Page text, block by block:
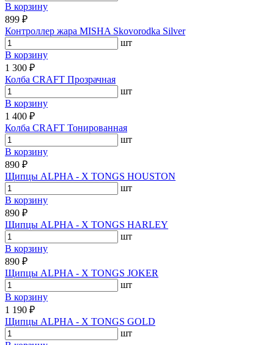
В корзину
899 ₽
Контроллер жара MISHA Skovorodka Silver
шт
В корзину
1 300 ₽
Колба CRAFT Прозрачная
шт
В корзину
1 400 ₽
Колба CRAFT Тонированная
шт
В корзину
890 ₽
Щипцы ALPHA - X TONGS HOUSTON
шт
В корзину
890 ₽
Щипцы ALPHA - X TONGS HARLEY
шт
В корзину
890 ₽
Щипцы ALPHA - X TONGS JOKER
шт
В корзину
1 190 ₽
Щипцы ALPHA - X TONGS GOLD
шт